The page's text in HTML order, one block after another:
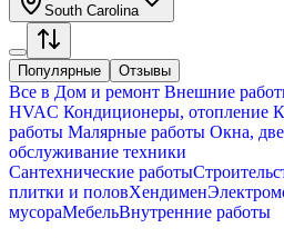
South Carolina
Популярные Отзывы
Все в Дом и ремонт Внешние
HVAC Кондиционеры, oтопление
работы Малярные работы Окна,
обслуживание техники
Сантехнические работы
плитки и половХендимен
мусораМебельВнутренние работы